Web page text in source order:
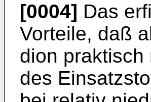
[0004] Das
Vorteile, daß
dion praktisch
des